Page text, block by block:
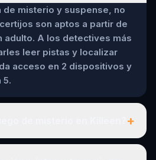
de misterio y suspense, no
son aptos a partir de
adulto. A los detectives más
leer pistas y localizar
acceso en 2 dispositivos y
5.
+